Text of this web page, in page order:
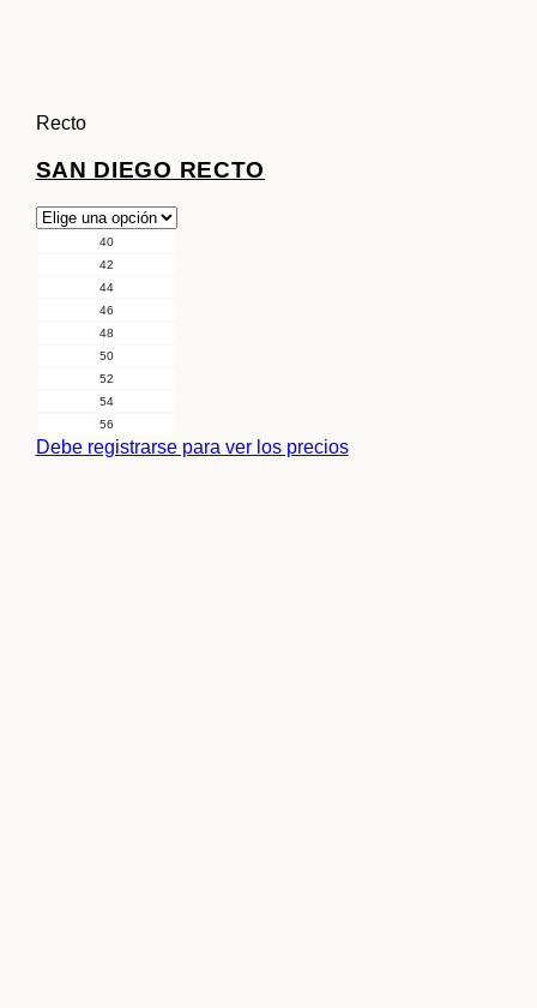
Recto
SAN DIEGO RECTO
40
42
44
46
48
50
52
54
56
Debe registrarse para ver los precios